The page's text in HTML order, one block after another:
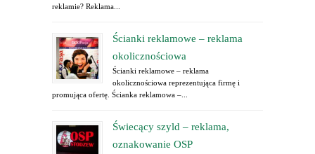
reklamie? Reklama...
Ścianki reklamowe – reklama
okolicznościowa
Ścianki reklamowe – reklama
okolicznościowa reprezentująca firmę i
promująca ofertę. Ścianka reklamowa –...
Świecący szyld – reklama,
oznakowanie OSP